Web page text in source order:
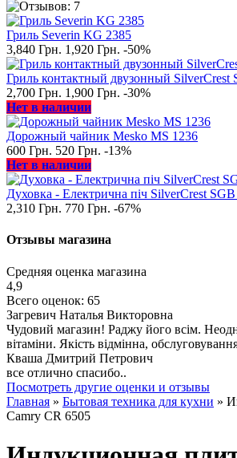
Гриль Severin KG 2385
3,840 Грн. 1,920 Грн. -50%
Гриль контактный двузонный SilverCrest
2,700 Грн. 1,900 Грн. -30%
Нет в наличии
Дорожный чайник Mesko MS 1236
600 Грн. 520 Грн. -13%
Нет в наличии
Духовка - Електрична піч SilverCrest
2,310 Грн. 770 Грн. -67%
Отзывы магазина
Средняя оценка магазина
4,9
Всего оценок: 65
Загревич Наталья Викторовна
Чудовий магазин! Раджу його всім.
вітаміни. Якість відмінна,
Кваша Дмитрий Петрович
все отлично спасибо..
Посмотреть другие оценки и отзывы
Главная » Бытовая техника для кухни »
Camry CR 6505